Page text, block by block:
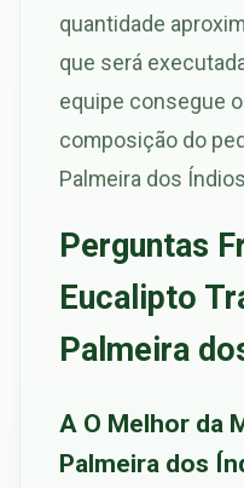
quantidade
que será
equipe consegue
composição do
Palmeira dos
Perguntas
Eucalipto
Palmeira
A O Melhor da
Palmeira dos